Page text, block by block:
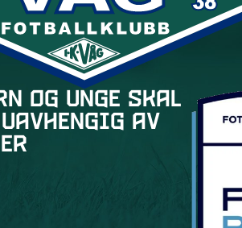
og unge skal
av